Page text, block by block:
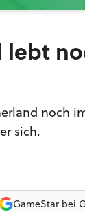
noch
sich.
GameStar bei